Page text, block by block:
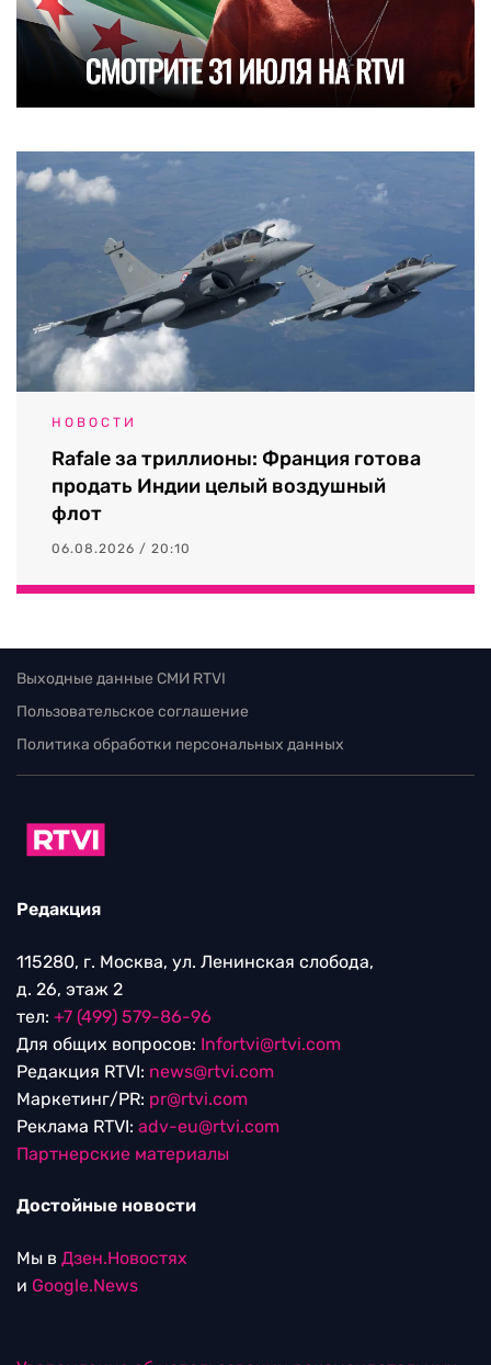
НОВОСТИ
Rafale за триллионы: Франция готова
продать Индии целый воздушный
флот
06.08.2026 / 20:10
Выходные данные СМИ RTVI
Пользовательское соглашение
Политика обработки персональных данных
Редакция
115280, г. Москва, ул. Ленинская слобода,
д. 26, этаж 2
тел: +7 (499) 579-86-96
Для общих вопросов: Infortvi@rtvi.com
Редакция RTVI: news@rtvi.com
Маркетинг/PR: pr@rtvi.com
Реклама RTVI: adv-eu@rtvi.com
Партнерские материалы
Достойные новости
Мы в Дзен.Новостях
и Google.News